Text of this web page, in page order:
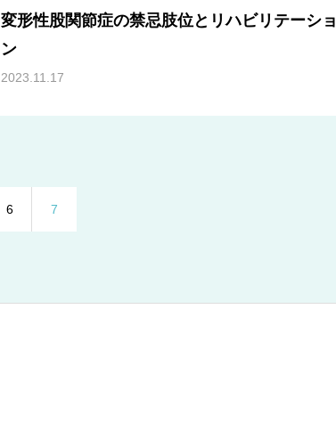
変形性股関節症の禁忌肢位とリハビリテーショ
ン
2023.11.17
6 7